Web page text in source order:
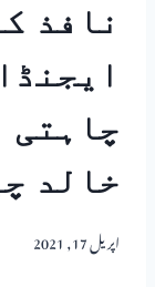
نافذ
چاہتی
خالد
اپریل 17, 2021